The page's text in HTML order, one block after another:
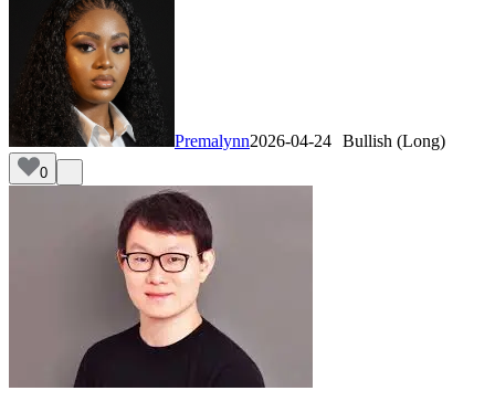
Premalynn2026-04-24 Bullish (Long)
0